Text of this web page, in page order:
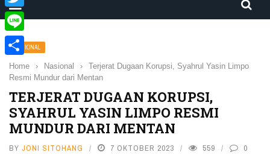
NASIONAL
Home › Nasional ›
Terjerat Dugaan Korupsi, Syahrul Yasin Limpo
Resmi Mundur dari Mentan
TERJERAT DUGAAN KORUPSI,
SYAHRUL YASIN LIMPO RESMI
MUNDUR DARI MENTAN
BY JONI SITOHANG 7 OKTOBER 2023 559 0
Twitter
Line
Share